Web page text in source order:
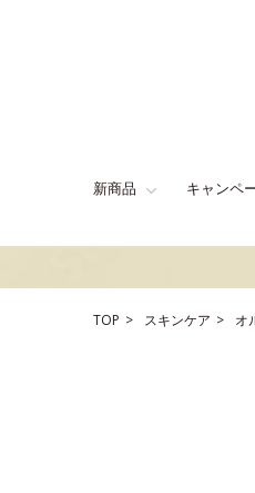
新商品 キャンペ
TOP スキンケア オ